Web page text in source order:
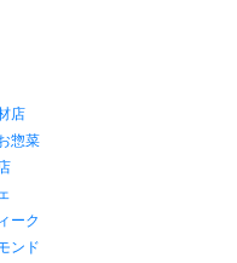
店
惣菜
ーク
ンド